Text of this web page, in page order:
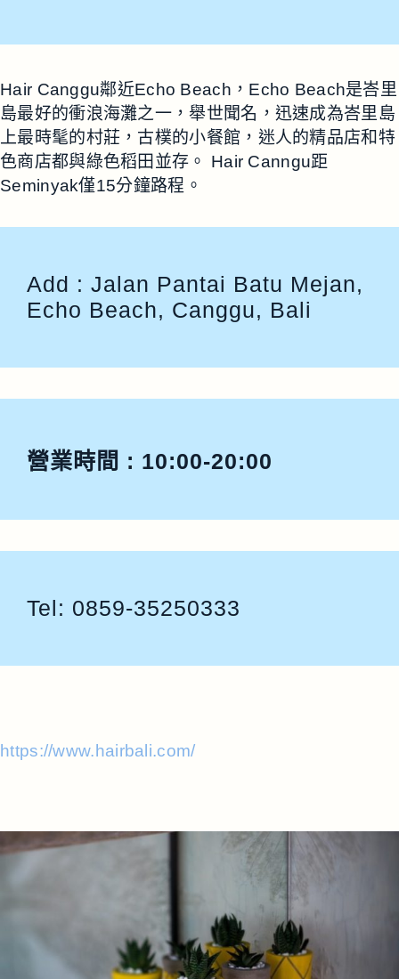
Hair Canggu鄰近Echo Beach，Echo Beach是峇里
島最好的衝浪海灘之一，舉世聞名，迅速成為峇里島
上最時髦的村莊，古樸的小餐館，迷人的精品店和特
色商店都與綠色稻田並存。 Hair Canngu距
Seminyak僅15分鐘路程。
Add : Jalan Pantai Batu Mejan,
Echo Beach, Canggu, Bali
營業時間 : 10:00-20:00
Tel: 0859-35250333
https://www.hairbali.com/